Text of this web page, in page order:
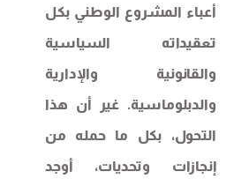
أعباء المشروع الوطني بكل
تعقيداته السياسية
والقانونية والإدارية
والدبلوماسية. غير أن هذا
التحول، بكل ما حمله من
إنجازات وتحديات، أوجد